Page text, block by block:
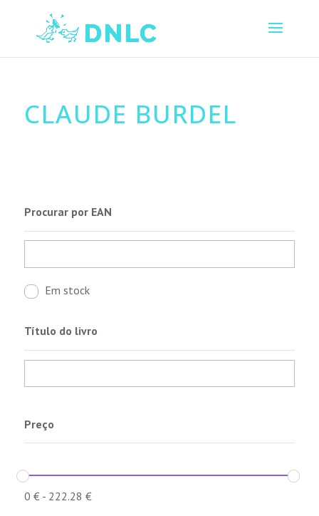
CLAUDE BURDEL
Procurar por EAN
Em stock
Título do livro
Preço
0 €- 222.28 €